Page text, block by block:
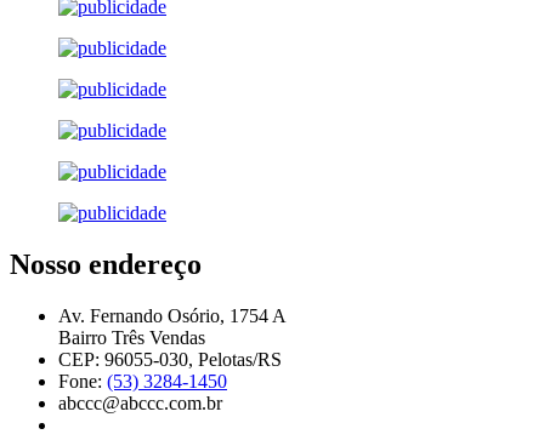
Nosso endereço
Av. Fernando Osório, 1754 A
Bairro Três Vendas
CEP: 96055-030, Pelotas/RS
Fone: (53) 3284-1450
abccc@abccc.com.br